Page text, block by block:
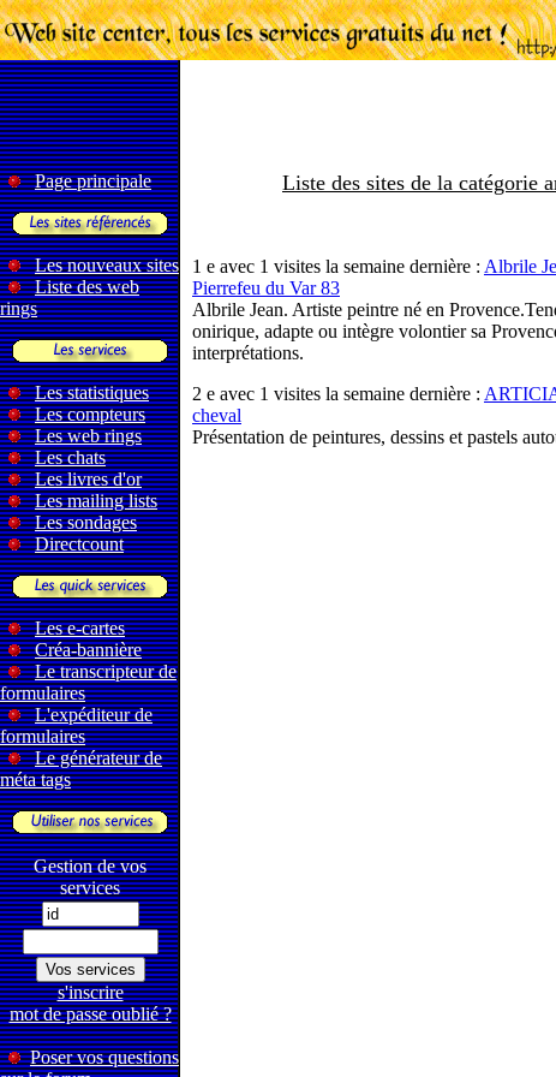
Page principale
Les nouveaux sites
Liste des web
rings
Les statistiques
Les compteurs
Les web rings
Les chats
Les livres d'or
Les mailing lists
Les sondages
Directcount
Les e-cartes
Créa-bannière
Le transcripteur de
formulaires
L'expéditeur de
formulaires
Le générateur de
méta tags
Gestion de vos
services
s'inscrire
mot de passe oublié ?
Poser vos questions
Liste des sites de la catégorie
1 e avec 1 visites la semaine dernière : Albrile
Pierrefeu du Var 83
Albrile Jean. Artiste peintre né en
onirique, adapte ou intègre volontier sa
interprétations.
2 e avec 1 visites la semaine dernière :
cheval
Présentation de peintures, dessins et pastels